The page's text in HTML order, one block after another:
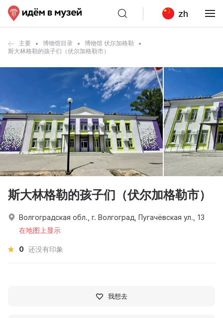
zh
主要 博物馆目录
博物馆 伏尔加格勒
斯大林格勒的孩子们（伏尔加格勒市）
斯大林格勒的孩子们（伏尔加格勒市）
Волгоградская обл., г. Волгоград, Пугачёвская ул., 13
在地图上显示
0 还没有印象
我想去